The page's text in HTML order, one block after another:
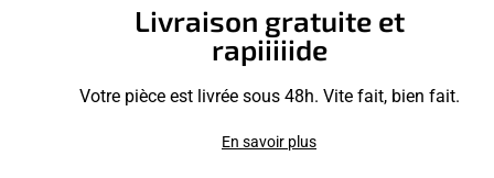
Livraison gratuite et
rapiiiiide
Votre pièce est livrée sous 48h. Vite fait, bien fait.
En savoir plus